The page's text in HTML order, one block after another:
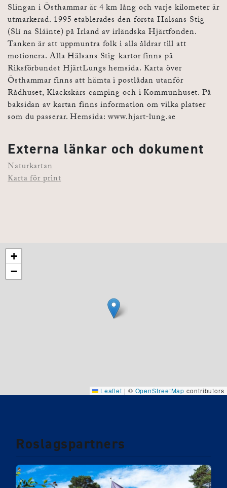
Slingan i Östhammar är 4 km lång och varje kilometer är
utmarkerad. 1995 etablerades den första Hälsans Stig
(Slí na Sláinte) på Irland av irländska Hjärtfonden.
Tanken är att uppmuntra folk i alla åldrar till att
motionera. Alla Hälsans Stig-kartor finns på
Riksförbundet HjärtLungs hemsida. Karta över
Östhammar finns att hämta i postlådan utanför
Rådhuset, Klackskärs camping och i Kommunhuset. På
baksidan av kartan finns information om vilka platser
som du passerar. Hemsida: www.hjart-lung.se
Externa länkar och dokument
Naturkartan
Karta för print
+
−
Leaflet | © OpenStreetMap contributors
Roslagspartners